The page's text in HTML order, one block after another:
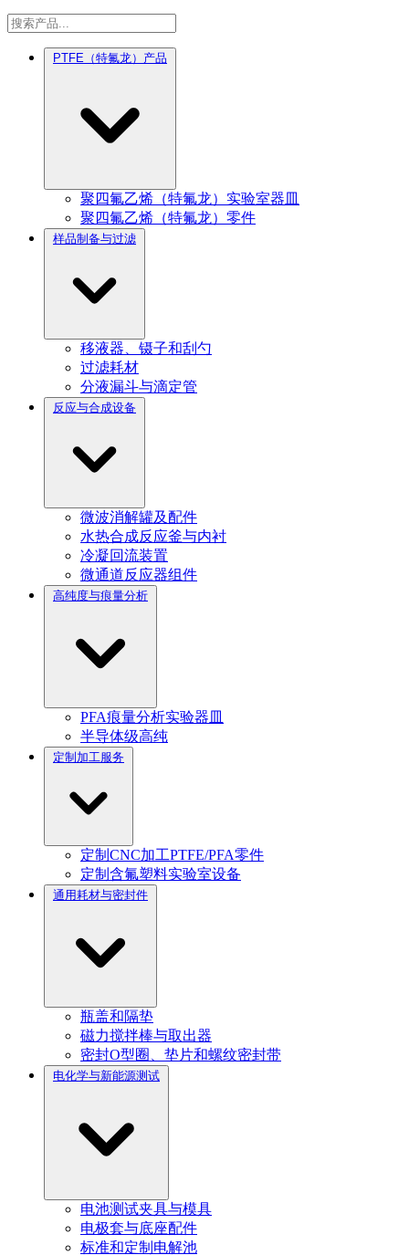
PTFE（特氟龙）产品
聚四氟乙烯（特氟龙）实验室器皿
聚四氟乙烯（特氟龙）零件
样品制备与过滤
移液器、镊子和刮勺
过滤耗材
分液漏斗与滴定管
反应与合成设备
微波消解罐及配件
水热合成反应釜与内衬
冷凝回流装置
微通道反应器组件
高纯度与痕量分析
PFA痕量分析实验器皿
半导体级高纯
定制加工服务
定制CNC加工PTFE/PFA零件
定制含氟塑料实验室设备
通用耗材与密封件
瓶盖和隔垫
磁力搅拌棒与取出器
密封O型圈、垫片和螺纹密封带
电化学与新能源测试
电池测试夹具与模具
电极套与底座配件
标准和定制电解池